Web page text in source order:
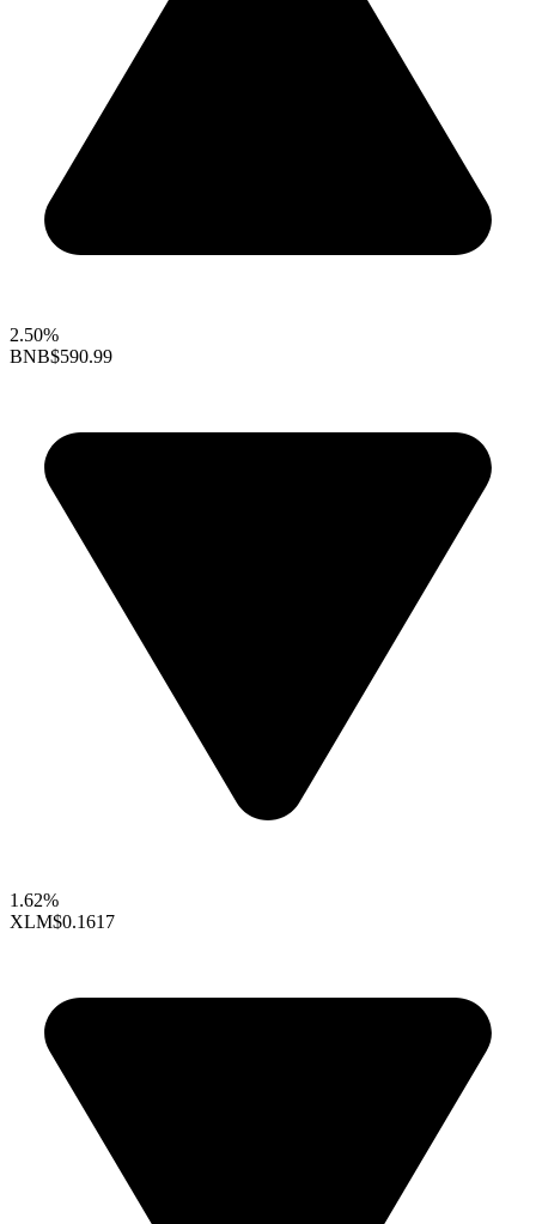
2.50%
BNB$590.99
1.62%
XLM$0.1617